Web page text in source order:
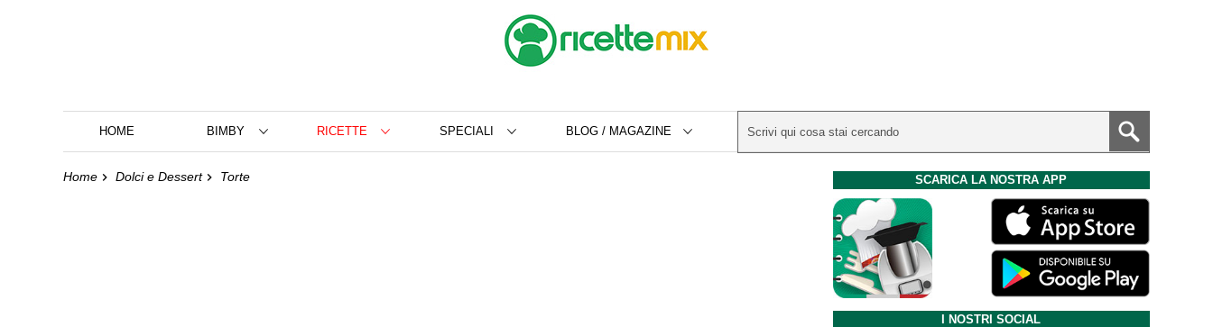
HOME BIMBY RICETTE SPECIALI BLOG / MAGAZINE
Home Dolci e Dessert Torte SCARICA LA NOSTRA APP
I NOSTRI SOCIAL